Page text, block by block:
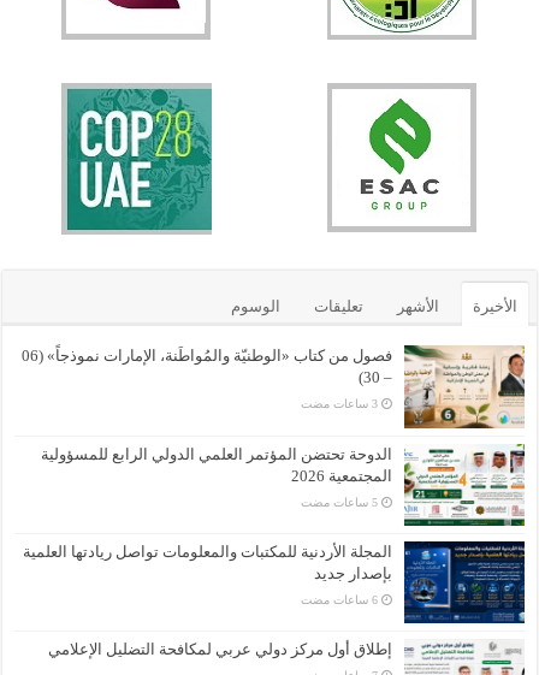
الأخيرة الأشهر تعليقات الوسوم
فصول من كتاب «الوطنيّة والمُواطَنة، الإمارات نموذجاً» (06
– 30)
‏3 ساعات مضت
الدوحة تحتضن المؤتمر العلمي الدولي الرابع للمسؤولية
المجتمعية 2026
‏5 ساعات مضت
المجلة الأردنية للمكتبات والمعلومات تواصل ريادتها العلمية
بإصدار جديد
‏6 ساعات مضت
إطلاق أول مركز دولي عربي لمكافحة التضليل الإعلامي